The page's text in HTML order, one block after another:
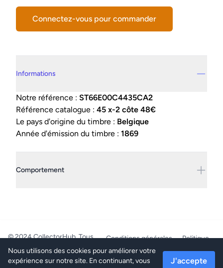
Nous utilisons des cookies pour améliorer votre
expérience sur notre site. En continuant, vous
J'accepte
Connectez-vous pour commander
Informations
Notre référence : ST66E00C4435CA2
Référence catalogue : 45 x-2 côte 48€
Le pays d'origine du timbre : Belgique
Année d'émission du timbre : 1869
Comportement
© 2024 CollectorHub. Tous
droits réservés.
PhilaJob - BE0804.218.387 -
Conditions générales
Politique
de confidentialité